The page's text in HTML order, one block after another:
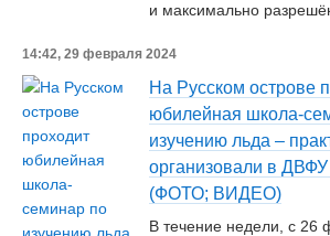
и максимально
14:42, 29 февраля 2024
На Русском острове
юбилейная школа-
изучению льда –
организовали в
(ФОТО; ВИДЕО)
В течение недели, с 26